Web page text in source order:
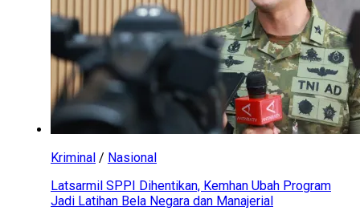
Kriminal / Nasional
Latsarmil SPPI Dihentikan, Kemhan Ubah Program
Jadi Latihan Bela Negara dan Manajerial